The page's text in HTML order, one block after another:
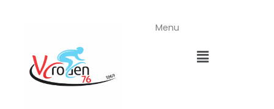
Menu
Menu